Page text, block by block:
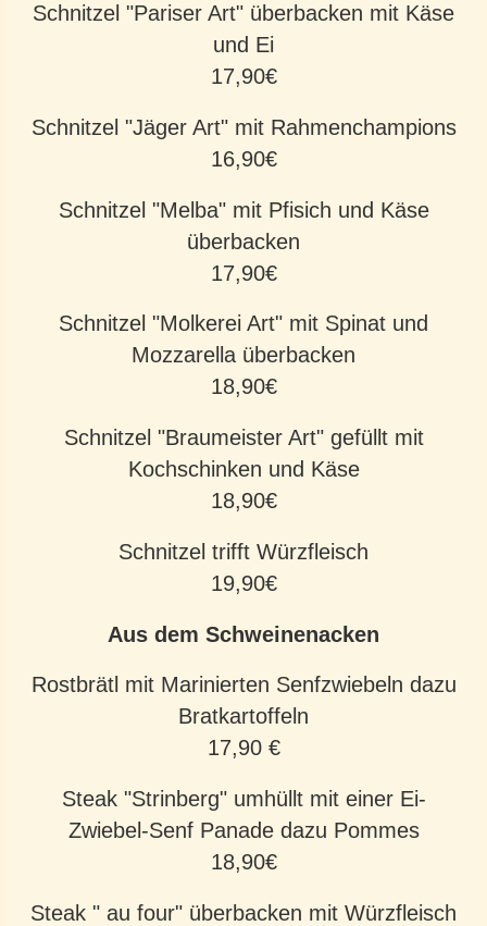
Schnitzel "Pariser Art" überbacken mit Käse
und Ei
17,90€
Schnitzel "Jäger Art" mit Rahmenchampions
16,90€
Schnitzel "Melba" mit Pfisich und Käse
überbacken
17,90€
Schnitzel "Molkerei Art" mit Spinat und
Mozzarella überbacken
18,90€
Schnitzel "Braumeister Art" gefüllt mit
Kochschinken und Käse
18,90€
Schnitzel trifft Würzfleisch
19,90€
Aus dem Schweinenacken
Rostbrätl mit Marinierten Senfzwiebeln dazu
Bratkartoffeln
17,90 €
Steak "Strinberg" umhüllt mit einer Ei-
Zwiebel-Senf Panade dazu Pommes
18,90€
Steak " au four" überbacken mit Würzfleisch